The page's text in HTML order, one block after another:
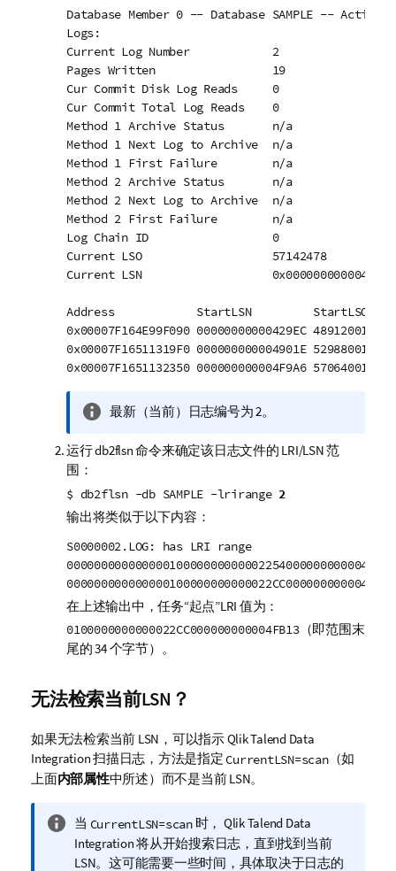
Database Member 0 -- Database SAMPLE --
Logs:
Current Log Number            2
Pages Written                 19
Cur Commit Disk Log Reads     0
Cur Commit Total Log Reads    0
Method 1 Archive Status       n/a
Method 1 Next Log to Archive  n/a
Method 1 First Failure        n/a
Method 2 Archive Status       n/a
Method 2 Next Log to Archive  n/a
Method 2 First Failure        n/a
Log Chain ID                  0
Current LSO                   57142478
Current LSN                   0x000000000004FB14
Address            StartLSN         StartLSO    State Size
0x00007F164E99F090 00000000000429EC
0x00007F16511319F0 000000000004901E
信
注
最新（当前）日志编号为 2。
运行 db2flsn 命令来确定该日志文件的 LRI/LSN 范
围：
$ db2flsn -db SAMPLE -lrirange2
输出将类似于以下内容：
S0000002.LOG: has LRI range
000000000000000100000000000022CC000000000004FB13
在上述输出中，任务“起点”LRI 值为：
0100000000000022CC000000000004FB13（即范围末
尾的 34 个字节）。
无法检索当前LSN？
如果无法检索当前 LSN，可以指示Qlik Talend Data
Integration扫描日志，方法是指定 CurrentLSN=scan（如
上面内部属性中所述）而不是当前 LSN。
信
息
注
当 CurrentLSN=scan时， Qlik Talend Data
Integration将从开始搜索日志，直到找到当前
LSN。这可能需要一些时间，具体取决于日志的